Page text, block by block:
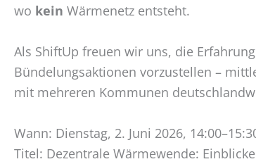
wo kein Wärmenetz entsteht.
Als ShiftUp freuen wir uns, die
Bündelungsaktionen vorzustellen –
mit mehreren Kommunen
Wann: Dienstag, 2. Juni 2026,
Titel: Dezentrale Wärmewende: